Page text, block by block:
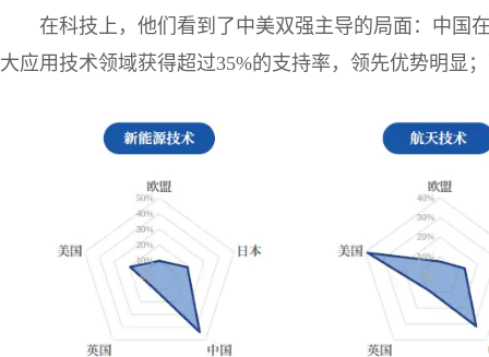
在科技上，他们看到了中美双强主导的局面：中国
大应用技术领域获得超过35%的支持率，领先优势明显